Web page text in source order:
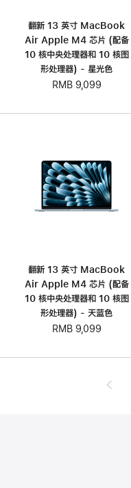
翻新 13 英寸 MacBook
Air Apple M4 芯片 (配备
10 核中央处理器和 10 核图
形处理器) - 星光色
RMB 9,099
翻新 13 英寸 MacBook
Air Apple M4 芯片 (配备
10 核中央处理器和 10 核图
形处理器) - 天蓝色
RMB 9,099